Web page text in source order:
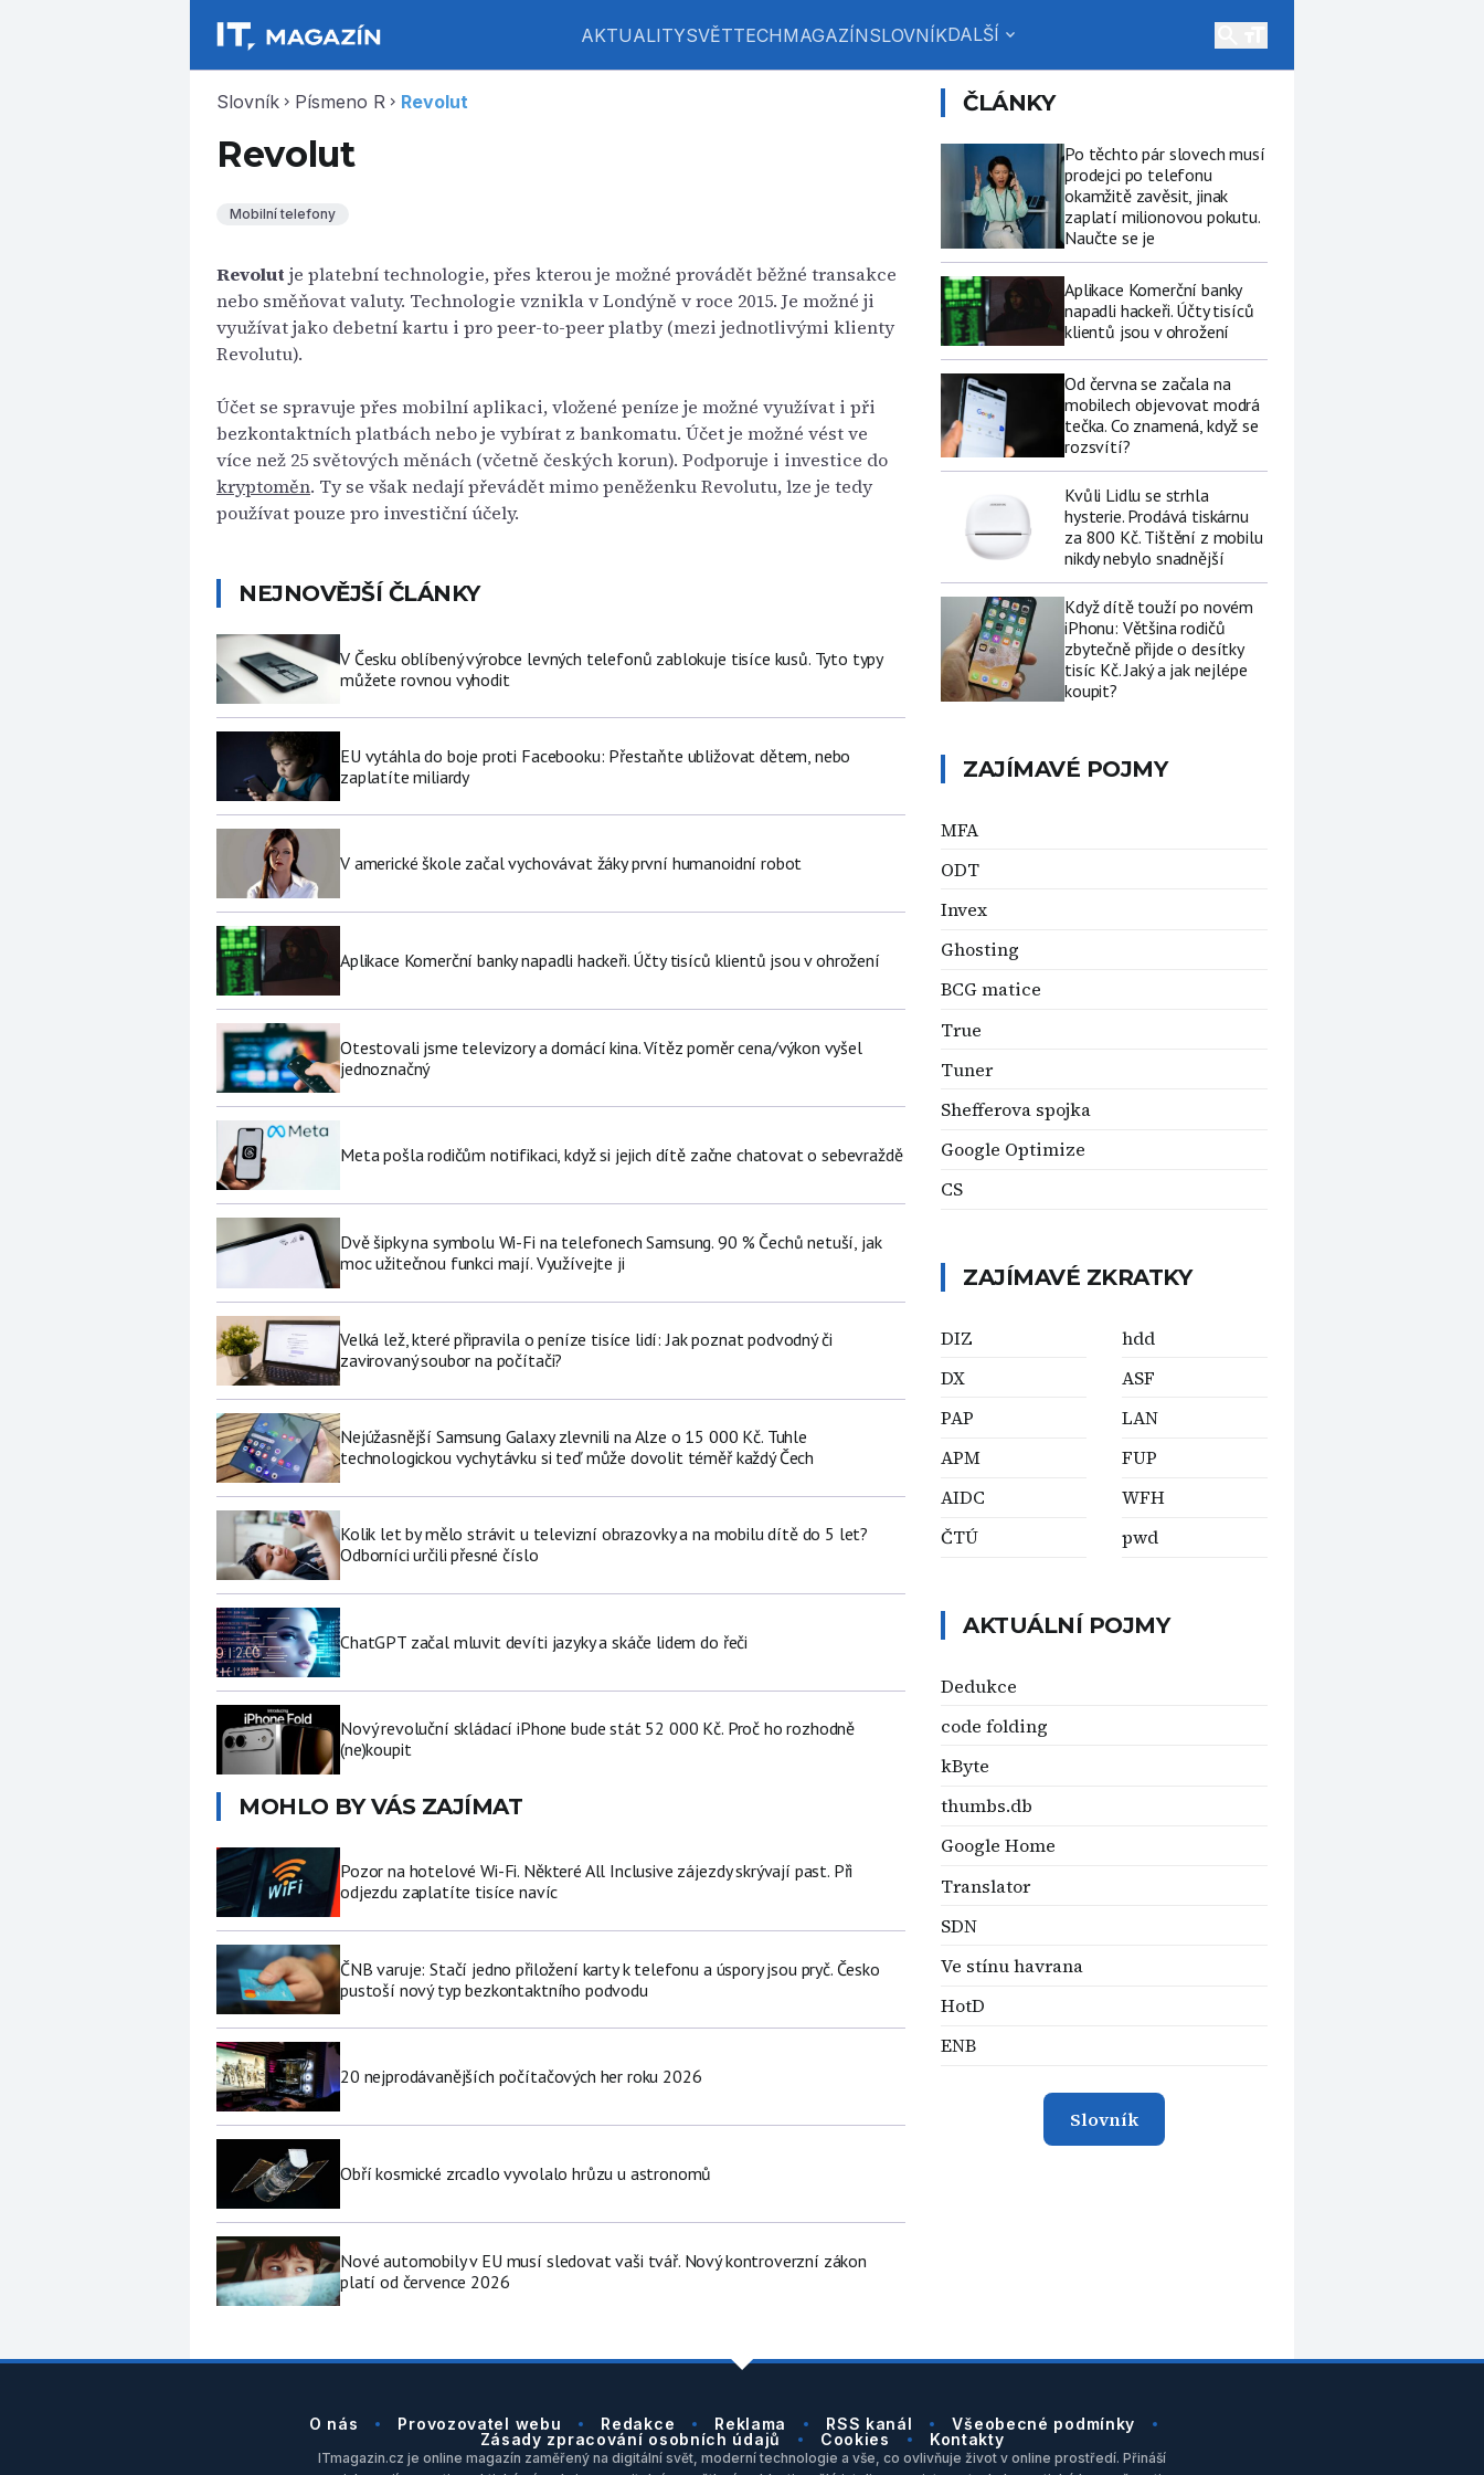
AKTUALITYSVĚTTECHMAGAZÍNSLOVNÍKDALŠÍ expand_more
Slovník chevron_right Písmeno R chevron_right Revolut
Revolut
Mobilní telefony
Revolut je platební technologie, přes kterou je možné provádět běžné transakce
nebo směňovat valuty. Technologie vznikla v Londýně v roce 2015. Je možné ji
využívat jako debetní kartu i pro peer-to-peer platby (mezi jednotlivými klienty
Revolutu).
Účet se spravuje přes mobilní aplikaci, vložené peníze je možné využívat i při
bezkontaktních platbách nebo je vybírat z bankomatu. Účet je možné vést ve
více než 25 světových měnách (včetně českých korun). Podporuje i investice do
kryptoměn. Ty se však nedají převádět mimo peněženku Revolutu, lze je tedy
používat pouze pro investiční účely.
NEJNOVĚJŠÍ ČLÁNKY
V Česku oblíbený výrobce levných telefonů zablokuje tisíce kusů. Tyto typy
můžete rovnou vyhodit
EU vytáhla do boje proti Facebooku: Přestaňte ubližovat dětem, nebo
zaplatíte miliardy
V americké škole začal vychovávat žáky první humanoidní robot
Aplikace Komerční banky napadli hackeři. Účty tisíců klientů jsou v ohrožení
Otestovali jsme televizory a domácí kina. Vítěz poměr cena/výkon vyšel
jednoznačný
Meta pošla rodičům notifikaci, když si jejich dítě začne chatovat o sebevraždě
Dvě šipky na symbolu Wi-Fi na telefonech Samsung. 90 % Čechů netuší, jak
moc užitečnou funkci mají. Využívejte ji
Velká lež, které připravila o peníze tisíce lidí: Jak poznat podvodný či
zavirovaný soubor na počítači?
Nejúžasnější Samsung Galaxy zlevnili na Alze o 15 000 Kč. Tuhle
technologickou vychytávku si teď může dovolit téměř každý Čech
Kolik let by mělo strávit u televizní obrazovky a na mobilu dítě do 5 let?
Odborníci určili přesné číslo
ChatGPT začal mluvit devíti jazyky a skáče lidem do řeči
Nový revoluční skládací iPhone bude stát 52 000 Kč. Proč ho rozhodně
(ne)koupit
MOHLO BY VÁS ZAJÍMAT
Pozor na hotelové Wi-Fi. Některé All Inclusive zájezdy skrývají past. Při
odjezdu zaplatíte tisíce navíc
ČNB varuje: Stačí jedno přiložení karty k telefonu a úspory jsou pryč. Česko
pustoší nový typ bezkontaktního podvodu
20 nejprodávanějších počítačových her roku 2026
Obří kosmické zrcadlo vyvolalo hrůzu u astronomů
Nové automobily v EU musí sledovat vaši tvář. Nový kontroverzní zákon
platí od července 2026
ČLÁNKY
Po těchto pár slovech musí
prodejci po telefonu
okamžitě zavěsit, jinak
zaplatí milionovou pokutu.
Naučte se je
Aplikace Komerční banky
napadli hackeři. Účty tisíců
klientů jsou v ohrožení
Od června se začala na
mobilech objevovat modrá
tečka. Co znamená, když se
rozsvítí?
Kvůli Lidlu se strhla
hysterie. Prodává tiskárnu
za 800 Kč. Tištění z mobilu
nikdy nebylo snadnější
Když dítě touží po novém
iPhonu: Většina rodičů
zbytečně přijde o desítky
tisíc Kč. Jaký a jak nejlépe
koupit?
ZAJÍMAVÉ POJMY
MFA
ODT
Invex
Ghosting
BCG matice
True
Tuner
Shefferova spojka
Google Optimize
CS
ZAJÍMAVÉ ZKRATKY
DIZ
DX
PAP
APM
AIDC
ČTÚ
hdd
ASF
LAN
FUP
WFH
pwd
AKTUÁLNÍ POJMY
Dedukce
code folding
kByte
thumbs.db
Google Home
Translator
SDN
Ve stínu havrana
HotD
ENB
Slovník
O nás Provozovatel webu Redakce Reklama RSS kanál
Všeobecné podmínky
Zásady zpracování osobních údajů
Cookies Kontakty
ITmagazin.cz je online magazín zaměřený na digitální svět, moderní technologie a vše, co ovlivňuje život v online prostředí. Přináší